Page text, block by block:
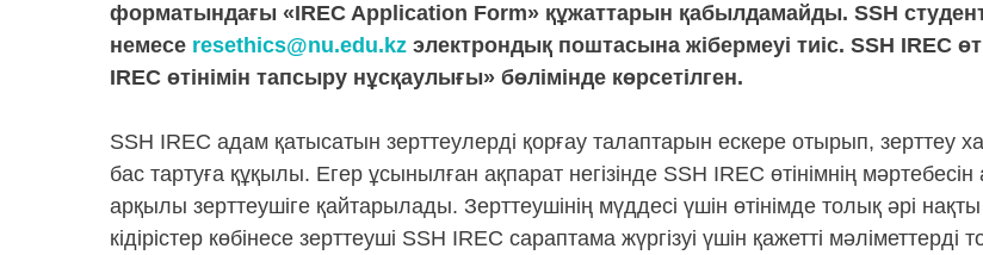
форматындағы «IREC Application Form» құжаттарын қабылдамайды. SSH
немесе resethics@nu.edu.kz электрондық поштасына жібермеуі тиіс. SSH IREC
IREC өтінімін тапсыру нұсқаулығы» бөлімінде көрсетілген.
SSH IREC адам қатысатын зерттеулерді қорғау талаптарын ескере отырып, зерттеу
бас тартуға құқылы. Егер ұсынылған ақпарат негізінде SSH IREC өтінімнің
арқылы зерттеушіге қайтарылады. Зерттеушінің мүддесі үшін өтінімде толық әрі
кідірістер көбінесе зерттеуші SSH IREC сараптама жүргізуі үшін қажетті